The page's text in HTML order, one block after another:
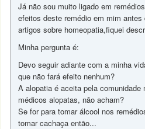
Já não sou muito ligado em
efeitos deste remédio em mim
artigos sobre homeopatia,fiquei
Minha pergunta é:
Devo seguir adiante com a minha
que não fará efeito nenhum?
A alopatia é aceita pela
médicos alopatas, não acham?
Se for para tomar álcool nos
tomar cachaça então...